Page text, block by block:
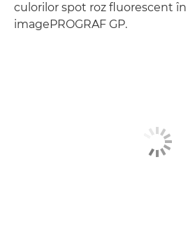
culorilor spot roz fluorescent în
imagePROGRAF GP.